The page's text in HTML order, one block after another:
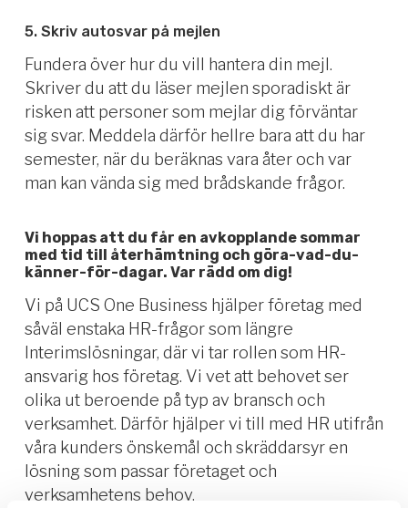
5. Skriv autosvar på mejlen
Fundera över hur du vill hantera din mejl.
Skriver du att du läser mejlen sporadiskt är
risken att personer som mejlar dig förväntar
sig svar. Meddela därför hellre bara att du har
semester, när du beräknas vara åter och var
man kan vända sig med brådskande frågor.
Vi hoppas att du får en avkopplande sommar
med tid till återhämtning och göra-vad-du-
känner-för-dagar. Var rädd om dig!
Vi på UCS One Business hjälper företag med
såväl enstaka HR-frågor som längre
Interimslösningar, där vi tar rollen som HR-
ansvarig hos företag. Vi vet att behovet ser
olika ut beroende på typ av bransch och
verksamhet. Därför hjälper vi till med HR utifrån
våra kunders önskemål och skräddarsyr en
lösning som passar företaget och
verksamhetens behov.